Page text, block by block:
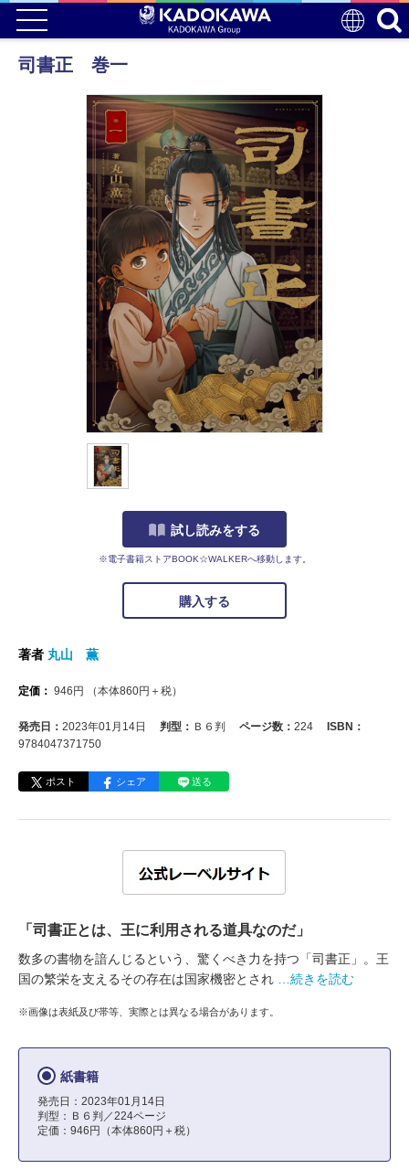
司書正 巻一
試し読みをする
※電子書籍ストアBOOK☆WALKERへ移動します。
購入する
著者 丸山 薫
定価： 946 円 （本体860円＋税）
発売日： 2023年01月14日 判型： Ｂ６判 ページ数： 224
ISBN：
9784047371750
ポスト シェア 送る
「司書正とは、王に利用される道具なのだ」
数多の書物を諳んじるという、驚くべき力を持つ「司書正」。王
国の繁栄を支えるその存在は国家機密とされ
…続きを読む
※画像は表紙及び帯等、実際とは異なる場合があります。
紙書籍
発売日：2023年01月14日
判型：Ｂ６判／224ページ
定価：946円（本体860円＋税）